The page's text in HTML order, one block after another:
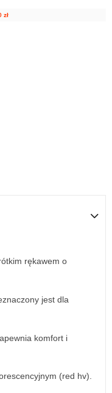
zł
rękawem o
jest dla
komfort i
(red hv).